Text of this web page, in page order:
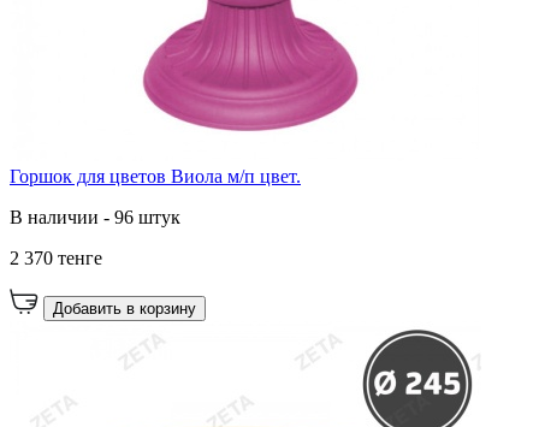
Горшок для цветов Виола м/п цвет.
В наличии - 96 штук
2 370 тенге
Добавить в корзину